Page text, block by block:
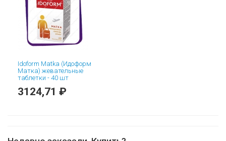
Idoform Matka (Идоформ
Матка) жевательные
таблетки - 40 шт
3124,71 ₽